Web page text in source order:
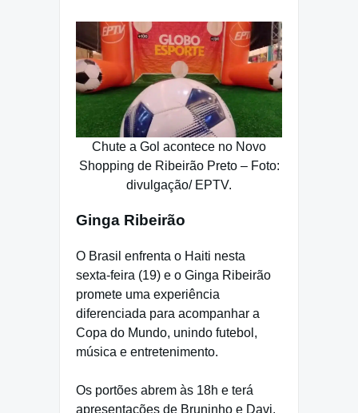
Chute a Gol acontece no Novo
Shopping de Ribeirão Preto – Foto:
divulgação/ EPTV.
Ginga Ribeirão
O Brasil enfrenta o Haiti nesta
sexta-feira (19) e o Ginga Ribeirão
promete uma experiência
diferenciada para acompanhar a
Copa do Mundo, unindo futebol,
música e entretenimento.
Os portões abrem às 18h e terá
apresentações de Bruninho e Davi,